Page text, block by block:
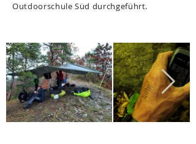
Outdoorschule Süd durchgeführt.